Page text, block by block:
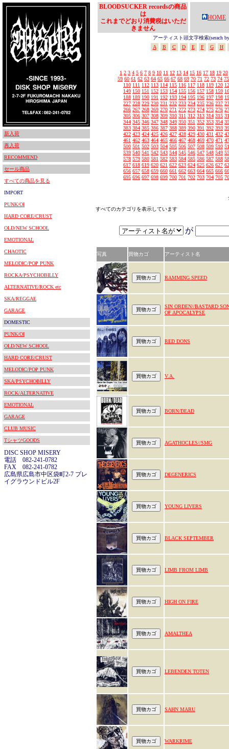
新入荷
再入荷
RECOMMEND
セール商品
すべての商品を見る
IMPORT
PUNK/OI
HARD CORE/CRUST
OLD/NEW SCHOOL
EMOTIONAL
CHAOTIC
MELODIC/POP PUNK
ROCKA/PSYCHOBILLY
ALTERNATIVE/ROCK etc
SKA/REGGAE
GARAGE
DOMESTIC
PUNK/OI
OLD/NEW SCHOOL
HARD CORE/CRUST
MELODIC/POP PUNK
SKA/PSYCHOBILLY
ROCK/ALTERNATIVE
EMOTIONAL
GARAGE
CLUB MUSIC
TシャツGOODS
DISC SHOP MISERY
電話 082-241-0782
FAX 082-241-0782
広島県広島市中区袋町2-7 プレ
イグラウンドビル2F
BLOODSUCKER recordsの商品
は
これまでどおり消費税はいただ
きません
HOME
アーティスト頭文字検索(serach
A
B C D E F G H
1 2 3 4 5 6 7 8 9 10 11 12 13 14 15 16 17 18 19 20
59 60 61 62 63 64 65 66 67 68 69 70 71 72 73 74 75
110 111 112 113 114 115 116 117 118 119 120
149 150 151 152 153 154 155 156 157 158 159
188 189 190 191 192 193 194 195 196 197 198
227 228 229 230 231 232 233 234 235 236 237
266 267 268 269 270 271 272 273 274 275 276
305 306 307 308 309 310 311 312 313 314 315
344 345 346 347 348 349 350 351 352 353 354
383 384 385 386 387 388 389 390 391 392 393
422 423 424 425 426 427 428 429 430 431 432
461 462 463 464 465 466 467 468 469 470 471
500 501 502 503 504 505 506 507 508 509 510
539 540 541 542 543 544 545 546 547 548 549
578 579 580 581 582 583 584 585 586 587 588
617 618 619 620 621 622 623 624 625 626 627
656 657 658 659 660 661 662 663 664 665 666
695 696 697 698 699 700 701 702 703 704 705
すべてのカテゴリを表示しています
が
写真 買物カゴ アーティスト名
RAMMING SPEED
SIN ORDEN//BASTARD
OF APOCALYPSE
RED DONS
V.A.
BORN/DEAD
AGATHOCLES//SMG
DEGENERICS
YOUNG LIVERS
BLACK SEPTEMBER
LIMB FROM LIMB
HIGH ON FIRE
AMALTHEA
LEBENDEN TOTEN
SAHN MARU
WARKRIME